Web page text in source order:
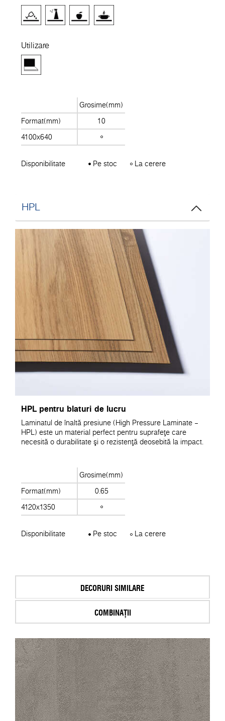
Utilizare
Grosime(mm)
Format(mm)
10
4100x640
Disponibilitate Pe stoc La cerere
HPL
HPL pentru blaturi de lucru
Laminatul de înaltă presiune (High Pressure Laminate –
HPL) este un material perfect pentru suprafeţe care
necesită o durabilitate şi o rezistenţă deosebită la impact.
Grosime(mm)
Format(mm)
0.65
4120x1350
Disponibilitate Pe stoc La cerere
DECORURI SIMILARE
COMBINAȚII